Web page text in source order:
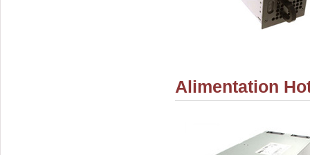
Alimentation